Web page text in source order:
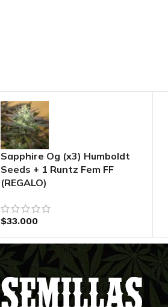
Sapphire Og (x3) Humboldt
Seeds + 1 Runtz Fem FF
(REGALO)
$33.000